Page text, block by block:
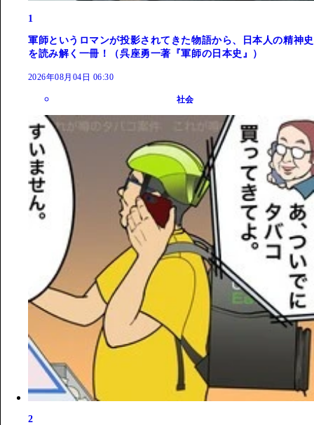
1
軍師というロマンが投影されてきた物語から、日本人の精神史
を読み解く一冊！（呉座勇一著『軍師の日本史』）
2026年08月04日 06:30
社会
2